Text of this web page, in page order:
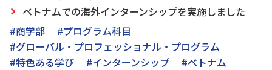
ベトナムでの海外インターンシップを実施しました
#商学部
#プログラム科目
#グローバル・プロフェッショナル・プログラム
#特色ある学び
#インターンシップ #ベトナム